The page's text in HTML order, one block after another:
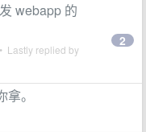
webapp 的
• Lastly replied by
2
。